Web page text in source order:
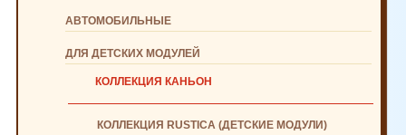
АВТОМОБИЛЬНЫЕ
ДЛЯ ДЕТСКИХ МОДУЛЕЙ
КОЛЛЕКЦИЯ КАНЬОН
КОЛЛЕКЦИЯ RUSTICA (ДЕТСКИЕ МОДУЛИ)